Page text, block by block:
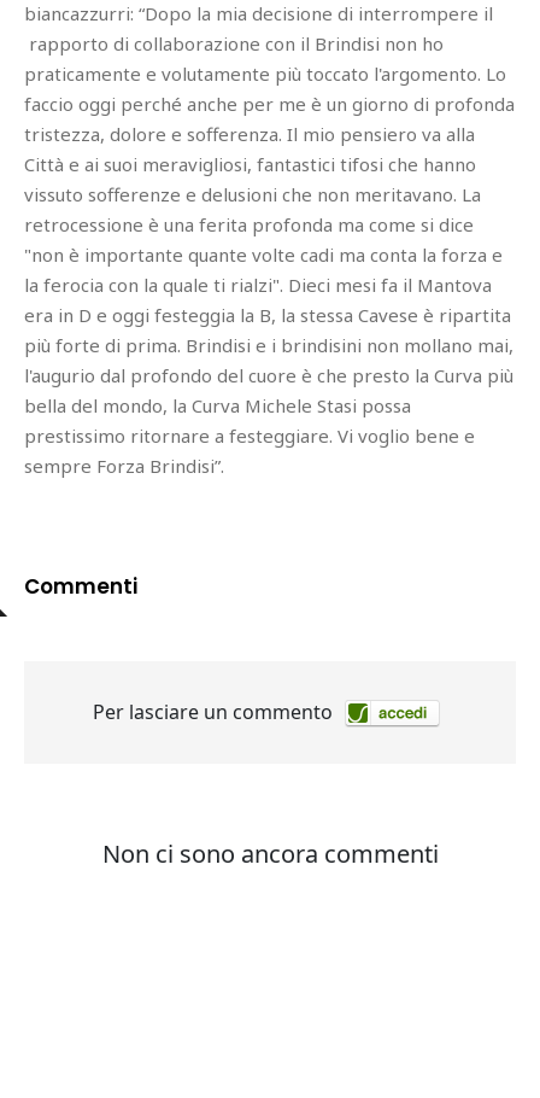
biancazzurri: “Dopo la mia decisione di interrompere il
rapporto di collaborazione con il Brindisi non ho
praticamente e volutamente più toccato l'argomento. Lo
faccio oggi perché anche per me è un giorno di profonda
tristezza, dolore e sofferenza. Il mio pensiero va alla
Città e ai suoi meravigliosi, fantastici tifosi che hanno
vissuto sofferenze e delusioni che non meritavano. La
retrocessione è una ferita profonda ma come si dice
"non è importante quante volte cadi ma conta la forza e
la ferocia con la quale ti rialzi". Dieci mesi fa il Mantova
era in D e oggi festeggia la B, la stessa Cavese è ripartita
più forte di prima. Brindisi e i brindisini non mollano mai,
l'augurio dal profondo del cuore è che presto la Curva più
bella del mondo, la Curva Michele Stasi possa
prestissimo ritornare a festeggiare. Vi voglio bene e
sempre Forza Brindisi”.
Commenti